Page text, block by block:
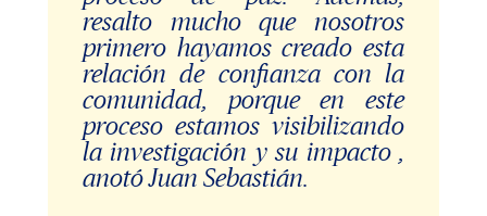
resalto mucho que nosotros
primero hayamos creado esta
relación de confianza con la
comunidad, porque en este
proceso estamos visibilizando
la investigación y su impacto ,
anotó Juan Sebastián.